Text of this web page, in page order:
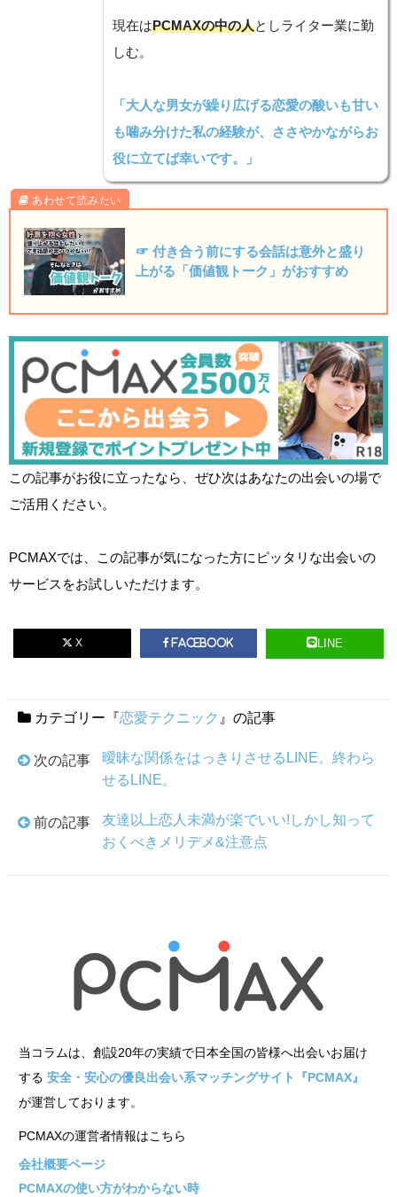
現在はPCMAXの中の人としライター業に勤
しむ。
「大人な男女が繰り広げる恋愛の酸いも甘い
も噛み分けた私の経験が、ささやかながらお
役に立てば幸いです。」
☞ 付き合う前にする会話は意外と盛り
上がる「価値観トーク」がおすすめ
この記事がお役に立ったなら、ぜひ次はあなたの出会いの場で
ご活用ください。
PCMAXでは、この記事が気になった方にピッタリな出会いの
サービスをお試しいただけます。
X Facebook LINE
カテゴリー『恋愛テクニック 』の記事
次の記事
曖昧な関係をはっきりさせるLINE。終わら
せるLINE。
前の記事
友達以上恋人未満が楽でいい!しかし知って
おくべきメリデメ&注意点
当コラムは、創設20年の実績で日本全国の皆様へ出会いお届け
する 安全・安心の優良出会い系マッチングサイト『PCMAX』
が運営しております。
PCMAXの運営者情報はこちら
会社概要ページ
PCMAXの使い方がわからない時